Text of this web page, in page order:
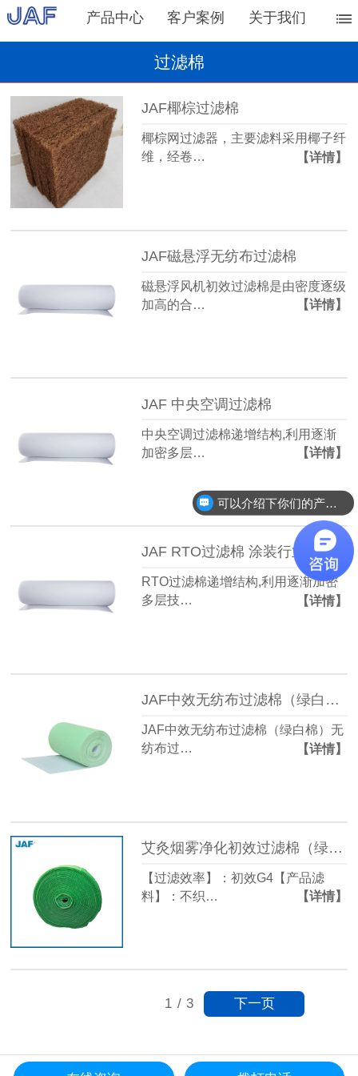
产品中心 客户案例 关于我们
过滤棉
JAF椰棕过滤棉
椰棕网过滤器，主要滤料采用椰子纤
维，经卷…
【详情】
JAF磁悬浮无纺布过滤棉
磁悬浮风机初效过滤棉是由密度逐级
加高的合…
【详情】
JAF 中央空调过滤棉
中央空调过滤棉递增结构,利用逐渐
加密多层…
【详情】
JAF RTO过滤棉 涂装行业使用
RTO过滤棉递增结构,利用逐渐加密
多层技…
【详情】
JAF中效无纺布过滤棉（绿白棉）
JAF中效无纺布过滤棉（绿白棉）无
纺布过…
【详情】
艾灸烟雾净化初效过滤棉（绿白棉）
【过滤效率】：初效G4【产品滤
料】：不织…
【详情】
1 / 3 下一页
可以介绍下你们的产品么？